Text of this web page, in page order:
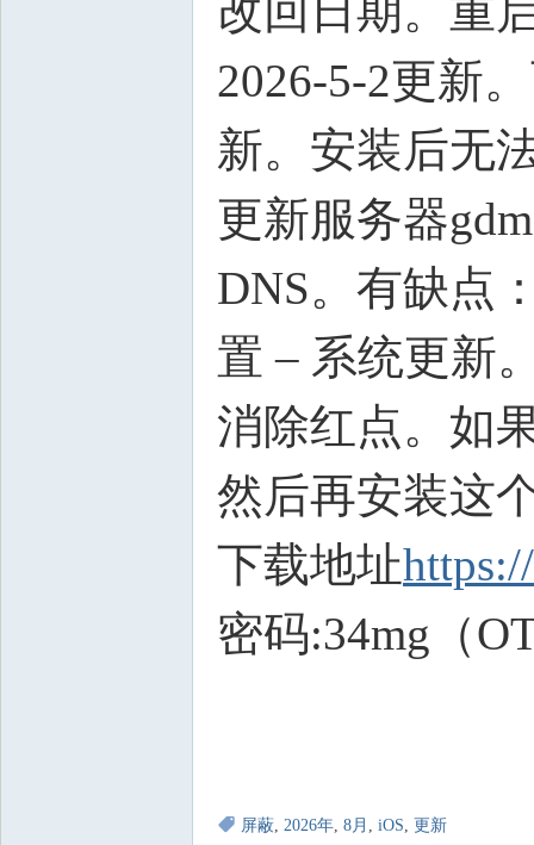
改回日期。重
2026-5-2更新
新。安装后无
更新服务器
DNS。有缺点
置 – 系统更新
消除红点。如
然后再安装这
下载地址
密码:34mg（
屏蔽, 2026年, 8月 , iOS, 更新